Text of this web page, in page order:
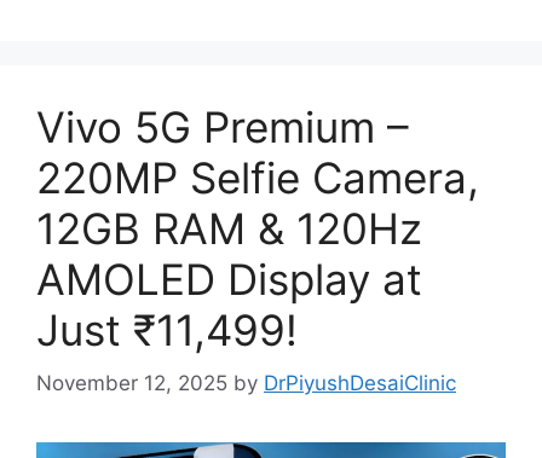
Vivo 5G Premium –
220MP Selfie Camera,
12GB RAM & 120Hz
AMOLED Display at
Just ₹11,499!
November 12, 2025 by DrPiyushDesaiClinic